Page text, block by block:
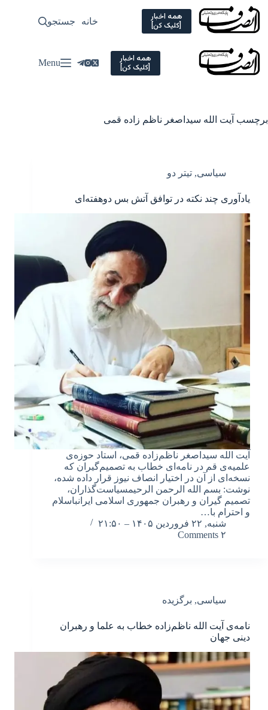
Skip
content
همه اخبار
[کلیک کن] خانه سیاسی
جستجو
همه اخبار
[کلیک کن] Menu
برچسب آیت الله سیداصغر ناظم زاده قمی
سیاسی, تیتر دو
یادآوری چند نکته در توافق آتش بس دوهفته‌ای
آیت الله سیداصغر ناظم‌زاده قمی، استاد حوزه‌ی
علمیه‌ی قم در نامه‌ای خطاب به تصمیم‌گیران که
نسخه‌ای از آن در اختیار انصاف نیوز قرار داده شده،
نوشت: بسم الله الرحمن الرحیمسیاست‌گذاران،
تصمیم گیران و رهبران جمهورى اسلامى ایرانباسلام
و احترام با…
شنبه, ۲۲ فروردین ۱۴۰۵ – ۲۱:۵۰
۲ Comments
سیاسی, برگزیده
نامه‌ی آیت الله ناظم‌زاده خطاب به علما و رهبران
دینى جهان